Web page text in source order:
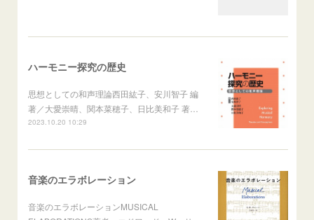
ハーモニー探究の歴史
思想としての和声理論西田紘子、安川智子 編
著／大愛崇晴、関本菜穂子、日比美和子 著…
2023.10.20 10:29
音楽のエラボレーション
音楽のエラボレーションMUSICAL